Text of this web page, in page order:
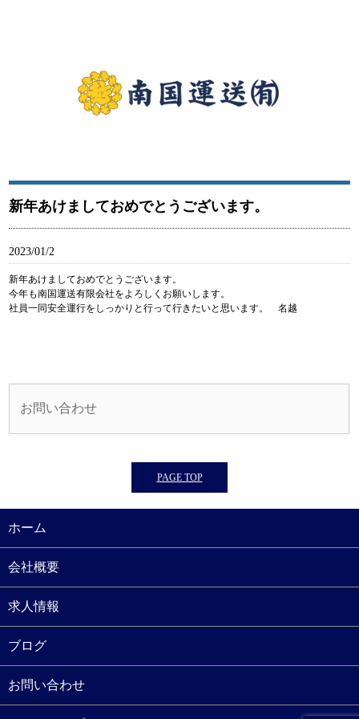
新年あけましておめでとうございます。
2023/01/2
新年あけましておめでとうございます。
今年も南国運送有限会社をよろしくお願いします。
社員一同安全運行をしっかりと行って行きたいと思います。 名越
お問い合わせ
PAGE TOP
ホーム
会社概要
求人情報
ブログ
お問い合わせ